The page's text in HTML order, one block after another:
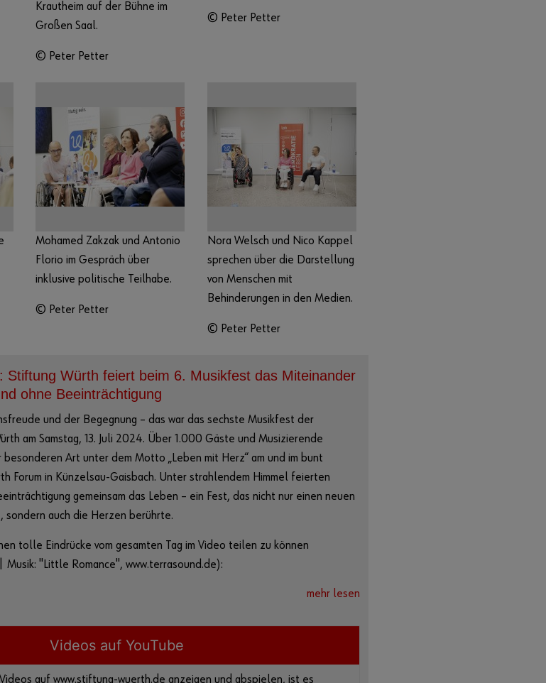
Krautheim auf der Bühne im
Großen Saal.
© Peter Petter
© Peter Petter
Mohamed Zakzak und Antonio
Florio im Gespräch über
inklusive politische Teilhabe.
© Peter Petter
Nora Welsch und Nico Kappel
sprechen über die Darstellung
von Menschen mit
Behinderungen in den Medien.
© Peter Petter
Stiftung Würth feiert beim 6. Musikfest das Miteinander
ohne Beeinträchtigung
und der Begegnung – das war das sechste Musikfest der
am Samstag, 13. Juli 2024. Über 1.000 Gäste und Musizierende
Art unter dem Motto „Leben mit Herz“ am und im bunt
Forum in Künzelsau-Gaisbach. Unter strahlendem Himmel feierten
gemeinsam das Leben – ein Fest, das nicht nur einen neuen
auch die Herzen berührte.
tolle Eindrücke vom gesamten Tag im Video teilen zu können
Musik: "Little Romance", www.terrasound.de):
mehr lesen
Videos auf YouTube
auf www.stiftung-wuerth.de anzeigen und abspielen, ist es